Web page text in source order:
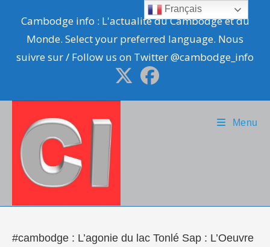
content
Cambodge info : L'actualité du Cambodge et du
Monde. Select your preferred language. Nous
suivre sur / Follow us on Twitter @cambodge_info
Menu
#cambodge : L’agonie du lac Tonlé Sap : L’Oeuvre
Français